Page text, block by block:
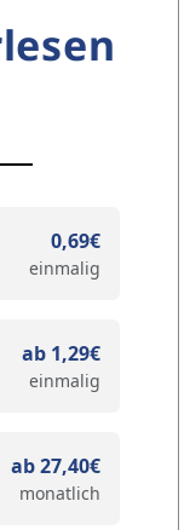
0,69€
einmalig
ab 1,29€
einmalig
ab 27,40€
monatlich